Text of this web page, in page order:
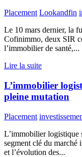
Placement Lookandfin
Le 10 mars dernier, la
Cofinimmo, deux SIR
l’immobilier de santé,...
Lire la suite
L’immobilier
pleine mutation
Placement
L’immobilier logistique
segment clé du marché
et l’évolution des...